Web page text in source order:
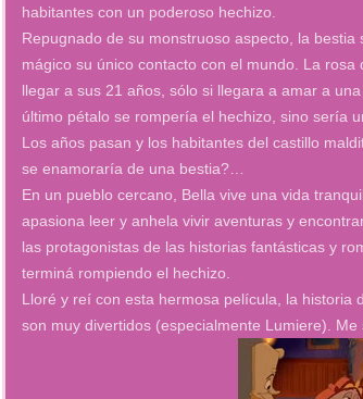
habitantes con un poderoso hechizo.
Repugnado de su monstruoso aspecto, la
mágico su único contacto con el mundo. La
llegar a sus 21 años, sólo si llegara a amar a
último pétalo se rompería el hechizo, sino sería
Los años pasan y los habitantes del castillo
se enamoraría de una bestia?…
En un pueblo cercano, Bella vive una vida
apasiona leer y anhela vivir aventuras y
las protagonistas de las historias fantásticas y
terminá rompiendo el hechizo.
Lloré y reí con esta hermosa película, la historia
son muy divertidos (especialmente Lumiere).